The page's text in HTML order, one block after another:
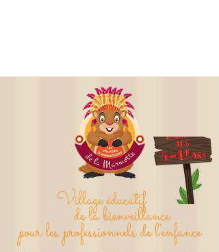
Village éducatif
de la bienveillance
pour les professionnels de l'enfance